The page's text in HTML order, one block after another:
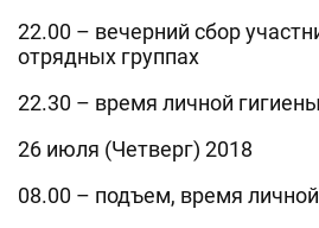
22.00 – вечерний сбор
отрядных группах
22.30 – время личной
26 июля (Четверг) 2018
08.00 – подъем, время